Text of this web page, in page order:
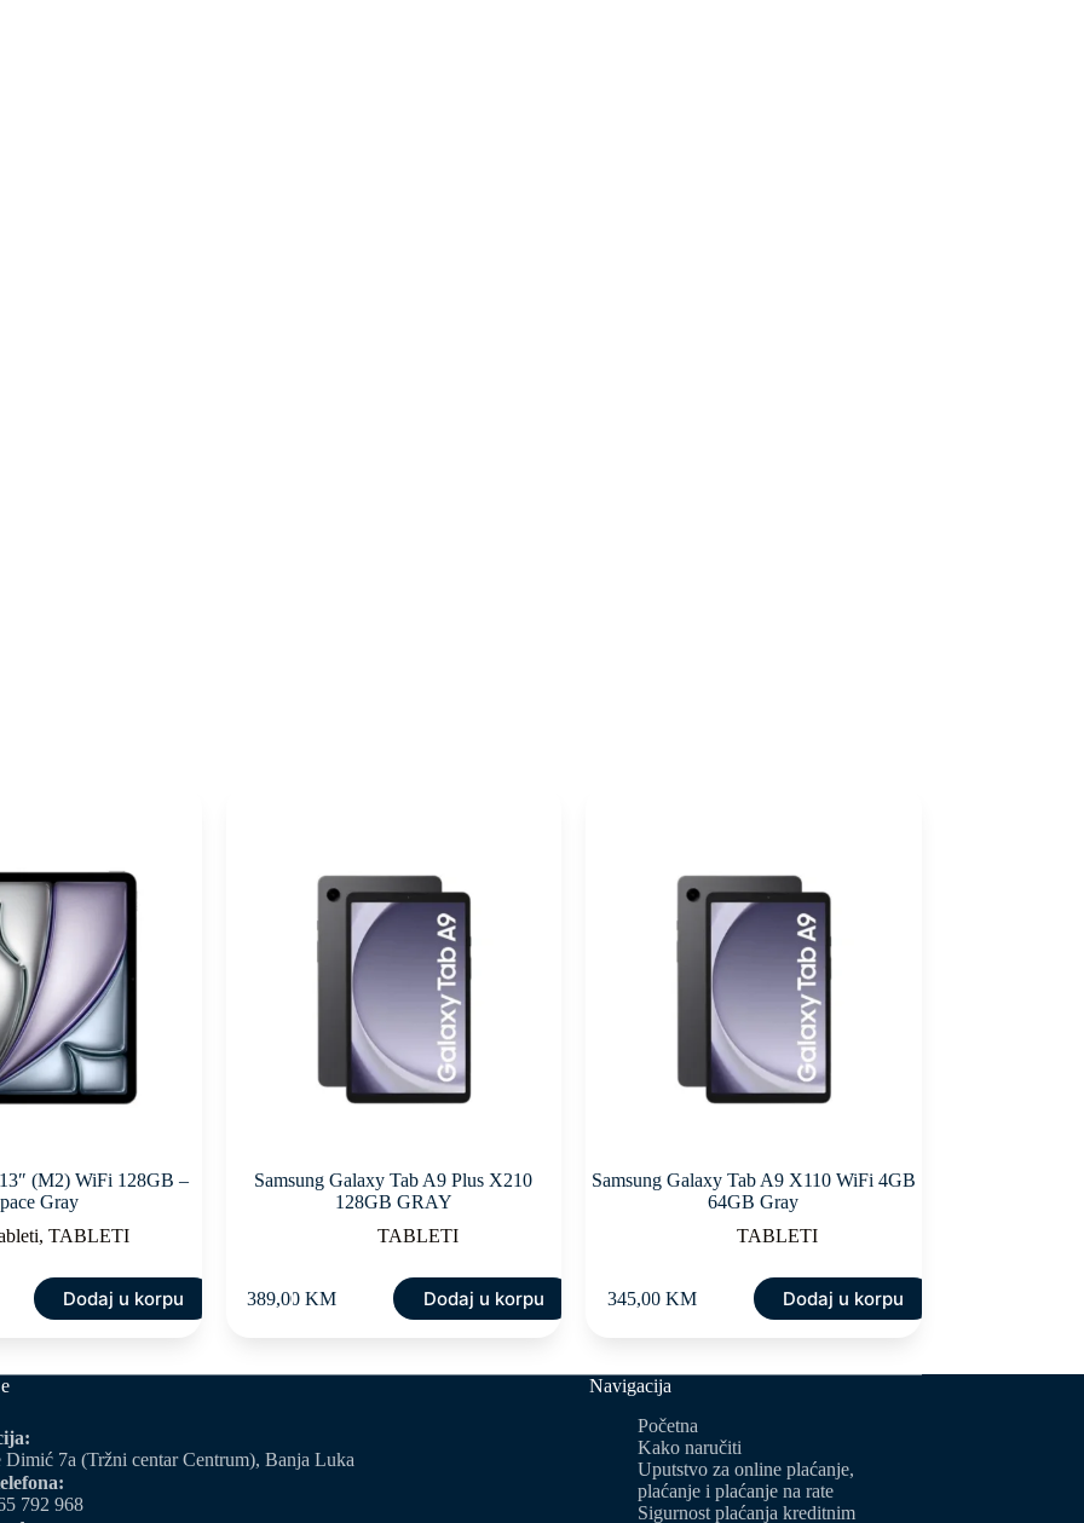
(M2) WiFi 128GB –
Gray
,TABLETI
Dodaj u korpu
Samsung Galaxy Tab A9 Plus X210
128GB GRAY
TABLETI
389,00KM Dodaj u korpu
Samsung Galaxy Tab A9 X110 WiFi 4GB
64GB Gray
TABLETI
345,00 KM Dodaj u korpu
Dimić 7a (Tržni centar Centrum), Banja Luka
792 968
Navigacija
Početna
Kako naručiti
Uputstvo za online plaćanje,
plaćanje i plaćanje na rate
Sigurnost plaćanja kreditnim